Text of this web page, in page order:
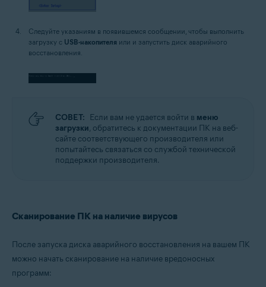
Следуйте указаниям в появившемся сообщении, чтобы выполнить
загрузку с USB-накопителя или и запустить диск аварийного
восстановления.
СОВЕТ: Если вам не удается войти в меню
загрузки, обратитесь к документации ПК на веб-
сайте соответствующего производителя или
попытайтесь связаться со службой технической
поддержки производителя.
Сканирование ПК на наличие вирусов
После запуска диска аварийного восстановления на вашем ПК
можно начать сканирование на наличие вредоносных
программ: